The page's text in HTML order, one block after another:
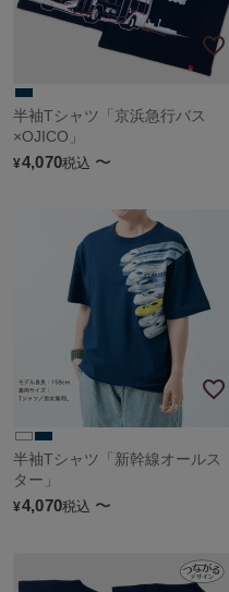
半袖Tシャツ「京浜急行バス
×OJICO」
¥4,070税込 〜
半袖Tシャツ「新幹線オールス
ター」
¥4,070税込 〜